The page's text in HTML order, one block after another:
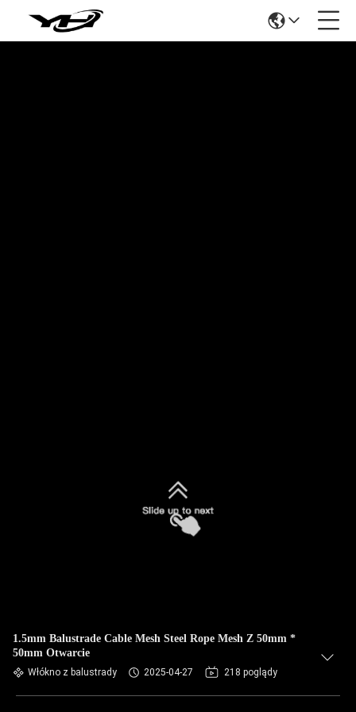
1.5mm Balustrade Cable Mesh Steel Rope Mesh Z 50mm *
50mm Otwarcie
Włókno z balustrady 2025-04-27 218 poglądy